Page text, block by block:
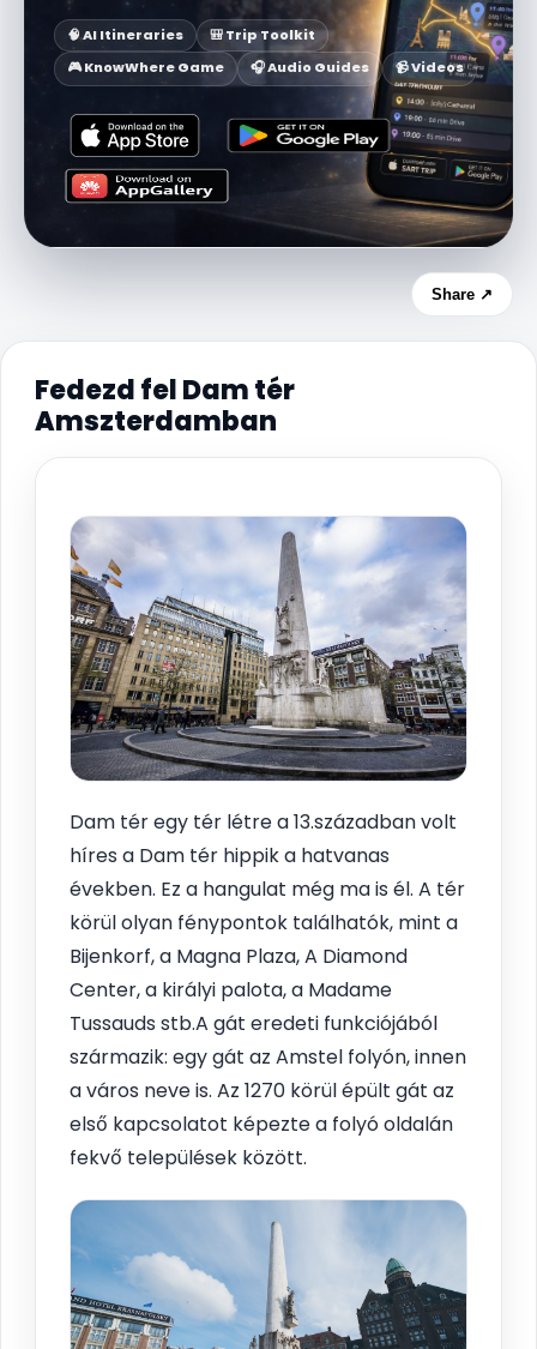
🧠 AI Itineraries
🎒 Trip Toolkit
🎮 KnowWhere Game
🎧 Audio Guides 📹 Videos
Share ↗
Fedezd fel Dam tér
Amszterdamban
Dam tér egy tér létre a 13.században volt
híres a Dam tér hippik a hatvanas
években. Ez a hangulat még ma is él. A tér
körül olyan fénypontok találhatók, mint a
Bijenkorf, a Magna Plaza, A Diamond
Center, a királyi palota, a Madame
Tussauds stb.A gát eredeti funkciójából
származik: egy gát az Amstel folyón, innen
a város neve is. Az 1270 körül épült gát az
első kapcsolatot képezte a folyó oldalán
fekvő települések között.